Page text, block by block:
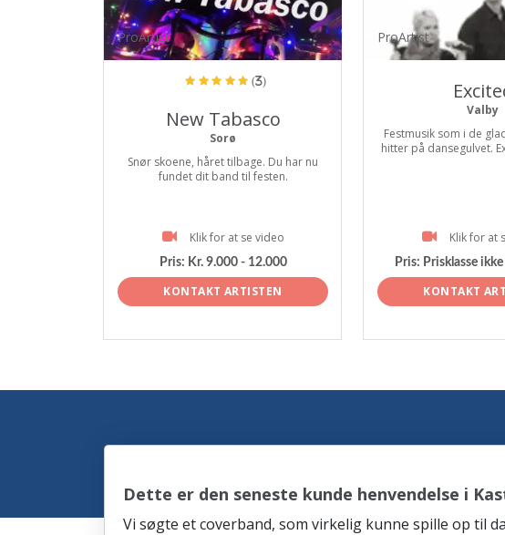
ProArtist
(3)
New Tabasco
Sorø
Snør skoene, håret tilbage. Du har nu
fundet dit band til festen.
Klik for at se video
Pris: Kr. 9.000 - 12.000
KONTAKT ARTISTEN
ProArtist
Valby
Festmusik som i de
hitter på dansegulvet.
Klik for at
Pris: Prisklasse
KONTAKT
Dette er den seneste kunde henvendelse i
Vi søgte et coverband, som virkelig kunne spille op til